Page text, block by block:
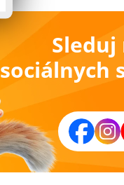
Sleduj
sociálnych